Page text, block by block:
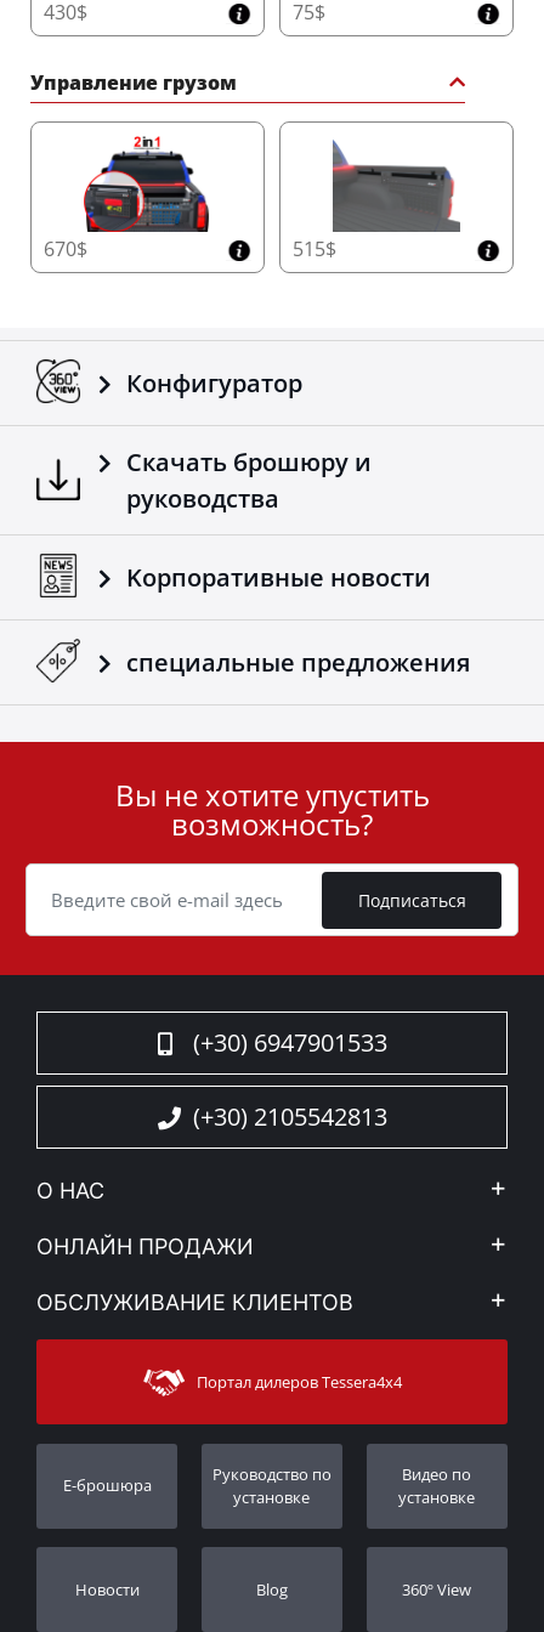
430$ 75$
Управление грузом
670$ 515$
Конфигуратор
Скачать брошюру и
руководства
Kорпоративные новости
специальные предложения
Cookie
Вы не хотите упустить
возможность?
Подписаться
(+30) 6947901533
(+30) 2105542813
О НАС
Компания
Новости
Sitemap
ОНЛАЙН ПРОДАЖИ
Mой Aккаунт
Методы доставки
ОБСЛУЖИВАНИЕ КЛИЕНТОВ
Связаться с
Поддержка клиентов
Порядок слежения
Дилеры
Портал дилеров Tessera4x4
E-брошюра
Pуководство по
установке
Видео по
установке
Новости Blog 360º View